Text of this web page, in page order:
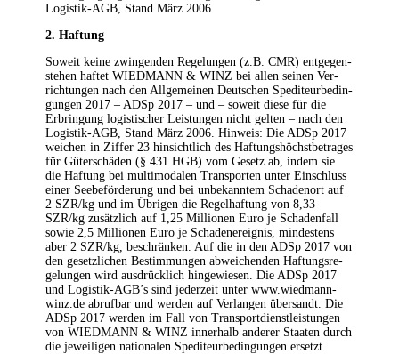
Logis­tik-AGB, Stand März 2006.
2. Haf­tung
Soweit kei­ne zwin­gen­den Rege­lun­gen (z.B. CMR) ent­ge­gen­
ste­hen haf­tet WIEDMANN & WINZ bei allen sei­nen Ver­
rich­tun­gen nach den All­ge­mei­nen Deut­schen Spe­di­teur­be­din­
gun­gen 2017 – ADSp 2017 – und – soweit die­se für die
Erbrin­gung logis­ti­scher Leis­tun­gen nicht gel­ten – nach den
Logis­tik-AGB, Stand März 2006. Hin­weis: Die ADSp 2017
wei­chen in Zif­fer 23 hin­sicht­lich des Haf­tungs­höchst­be­tra­ges
für Güter­schä­den (§ 431 HGB) vom Gesetz ab, indem sie
die Haf­tung bei mul­ti­mo­da­len Trans­por­ten unter Ein­schluss
einer See­be­för­de­rung und bei unbe­kann­tem Scha­den­ort auf
2 SZR/kg und im Übri­gen die Regel­haf­tung von 8,33
SZR/kg zusätz­lich auf 1,25 Mil­lio­nen Euro je Scha­den­fall
sowie 2,5 Mil­lio­nen Euro je Scha­den­er­eig­nis, min­des­tens
aber 2 SZR/kg, beschrän­ken. Auf die in den ADSp 2017 von
den gesetz­li­chen Bestim­mun­gen abwei­chen­den Haf­tungs­re­
ge­lun­gen wird aus­drück­lich hin­ge­wie­sen. Die ADSp 2017
und Logistik-AGB’s sind jeder­zeit unter www.wiedmann-
winz.de abruf­bar und wer­den auf Ver­lan­gen über­sandt. Die
ADSp 2017 wer­den im Fall von Trans­port­dienst­leis­tun­gen
von WIEDMANN & WINZ inner­halb ande­rer Staa­ten durch
die jewei­li­gen natio­na­len Spe­di­teur­be­din­gun­gen ersetzt.